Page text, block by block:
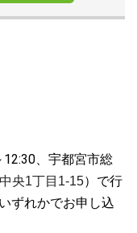
、宇都宮市総
央1丁目1-15）で行
ずれかでお申し込